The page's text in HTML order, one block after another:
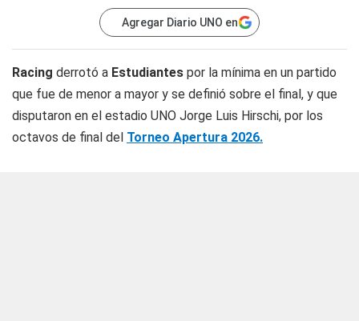
Agregar Diario UNO en
Racing derrotó a Estudiantes por la mínima en un partido
que fue de menor a mayor y se definió sobre el final, y que
disputaron en el estadio UNO Jorge Luis Hirschi, por los
octavos de final del Torneo Apertura 2026.